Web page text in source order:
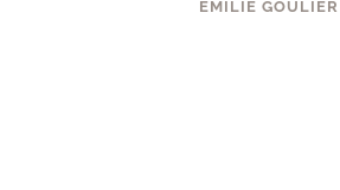
EMILIE GOULIER